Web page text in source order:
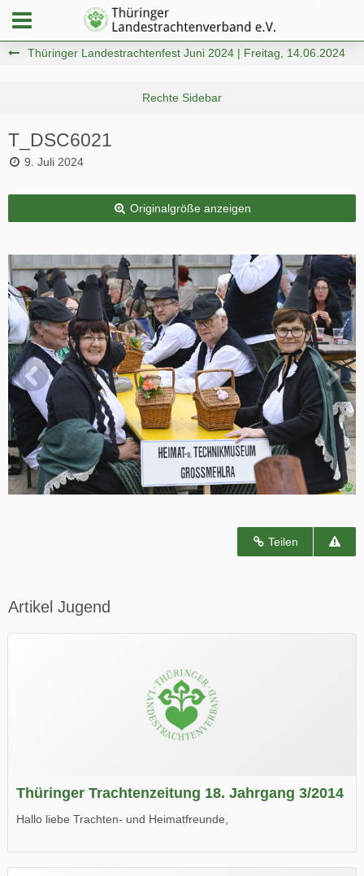
Thüringer Landestrachtenfest Juni 2024 | Freitag, 14.06.2024
T_DSC6021
9. Juli 2024
Originalgröße anzeigen
Teilen
Artikel Jugend
Thüringer Trachtenzeitung 18. Jahrgang 3/2014
Hallo liebe Trachten- und Heimatfreunde,
Wir wünschen Euch viel Spaß beim Lesen.